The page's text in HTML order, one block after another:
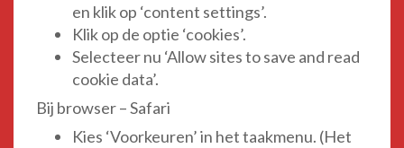
en klik op ‘content settings’.
Klik op de optie ‘cookies’.
Selecteer nu ‘Allow sites to save and read
cookie data’.
Bij browser – Safari
Kies ‘Voorkeuren’ in het taakmenu. (Het